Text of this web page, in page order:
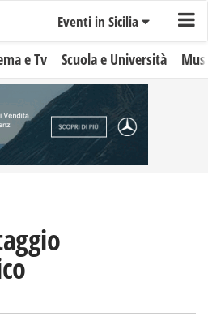
Eventi in Sicilia
e Tv Scuola e Università